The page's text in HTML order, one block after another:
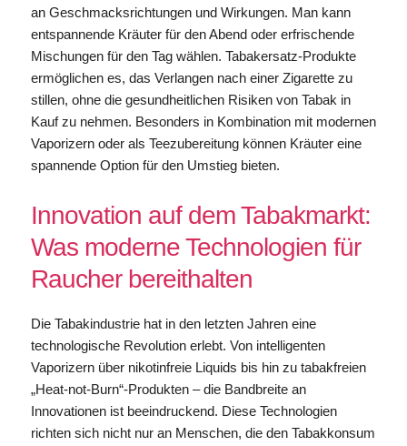
an Geschmacksrichtungen und Wirkungen. Man kann
entspannende Kräuter für den Abend oder erfrischende
Mischungen für den Tag wählen. Tabakersatz-Produkte
ermöglichen es, das Verlangen nach einer Zigarette zu
stillen, ohne die gesundheitlichen Risiken von Tabak in
Kauf zu nehmen. Besonders in Kombination mit modernen
Vaporizern oder als Teezubereitung können Kräuter eine
spannende Option für den Umstieg bieten.
Innovation auf dem Tabakmarkt:
Was moderne Technologien für
Raucher bereithalten
Die Tabakindustrie hat in den letzten Jahren eine
technologische Revolution erlebt. Von intelligenten
Vaporizern über nikotinfreie Liquids bis hin zu tabakfreien
„Heat-not-Burn“-Produkten – die Bandbreite an
Innovationen ist beeindruckend. Diese Technologien
richten sich nicht nur an Menschen, die den Tabakkonsum